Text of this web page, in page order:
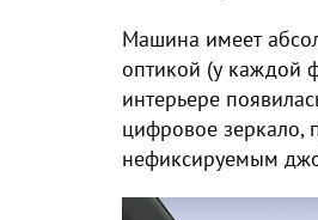
Машина имеет
оптикой (у каждой
интерьере
цифровое зеркало,
нефиксируемым